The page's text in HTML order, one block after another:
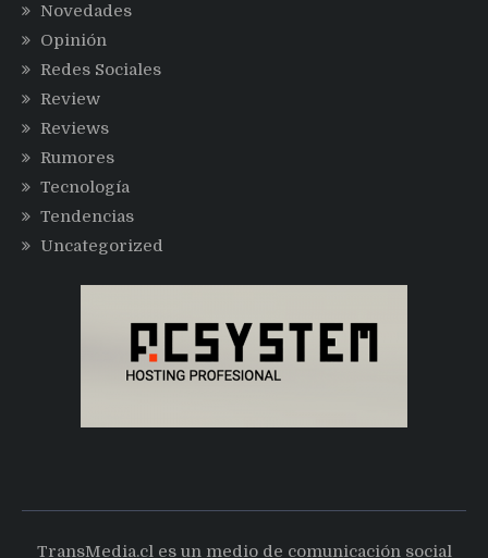
Novedades
Opinión
Redes Sociales
Review
Reviews
Rumores
Tecnología
Tendencias
Uncategorized
TransMedia.cl es un medio de comunicación social